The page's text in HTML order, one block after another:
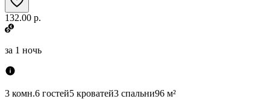
132.00 р.
за 1 ночь
3 комн.6 гостей5 кроватей3 спальни96 м²